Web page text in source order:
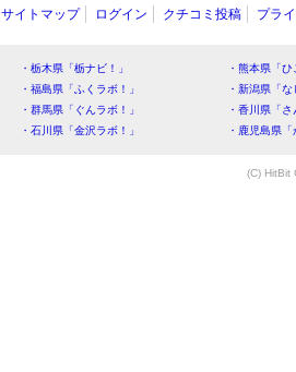
サイトマップ ログイン クチコミ投稿 プラ
・栃木県「栃ナビ！」
・熊本県「
・福島県「ふくラボ！」
・新潟県「
・群馬県「ぐんラボ！」
・香川県「
・石川県「金沢ラボ！」
・鹿児島県
(C) HitBit